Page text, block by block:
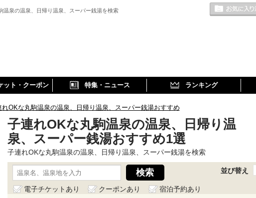
温泉の温泉、日帰り温泉、スーパー銭湯を検索
ット・クーポン 特集・ニュース ランキング
れOKな丸駒温泉の温泉、日帰り温泉、スーパー銭湯おすすめ
子連れOKな丸駒温泉の温泉、日帰り温
泉、スーパー銭湯おすすめ1選
子連れOKな丸駒温泉の温泉、日帰り温泉、スーパー銭湯を検索
並び替え
電子チケットあり クーポンあり
宿泊予約あり